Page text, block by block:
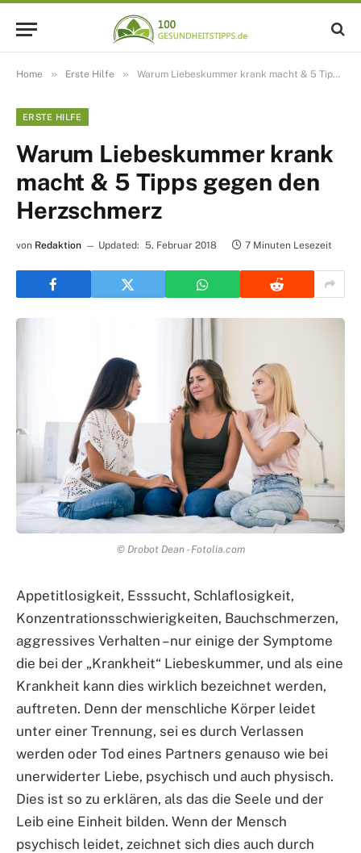
Home » Erste Hilfe » Warum Liebeskummer krank macht & 5 Tipps gegen den Herzschmerz
ERSTE HILFE
Warum Liebeskummer krank
macht & 5 Tipps gegen den
Herzschmerz
von Redaktion Updated: 5. Februar 2018 7 Minuten Lesezeit
© Drobot Dean - Fotolia.com
Appetitlosigkeit, Esssucht, Schlaflosigkeit,
Konzentrationsschwierigkeiten, Bauchschmerzen,
aggressives Verhalten – nur einige der Symptome
die bei der „Krankheit“ Liebeskummer, und als eine
Krankheit kann dies wirklich bezeichnet werden,
auftreten. Denn der menschliche Körper leidet
unter einer Trennung, sei es durch Verlassen
werden oder Tod eines Partners genauso wie bei
unerwiderter Liebe, psychisch und auch physisch.
Dies ist so zu erklären, als das die Seele und der
Leib eine Einheit bilden. Wenn der Mensch
psychisch leidet, zeichnet sich dies auch durch